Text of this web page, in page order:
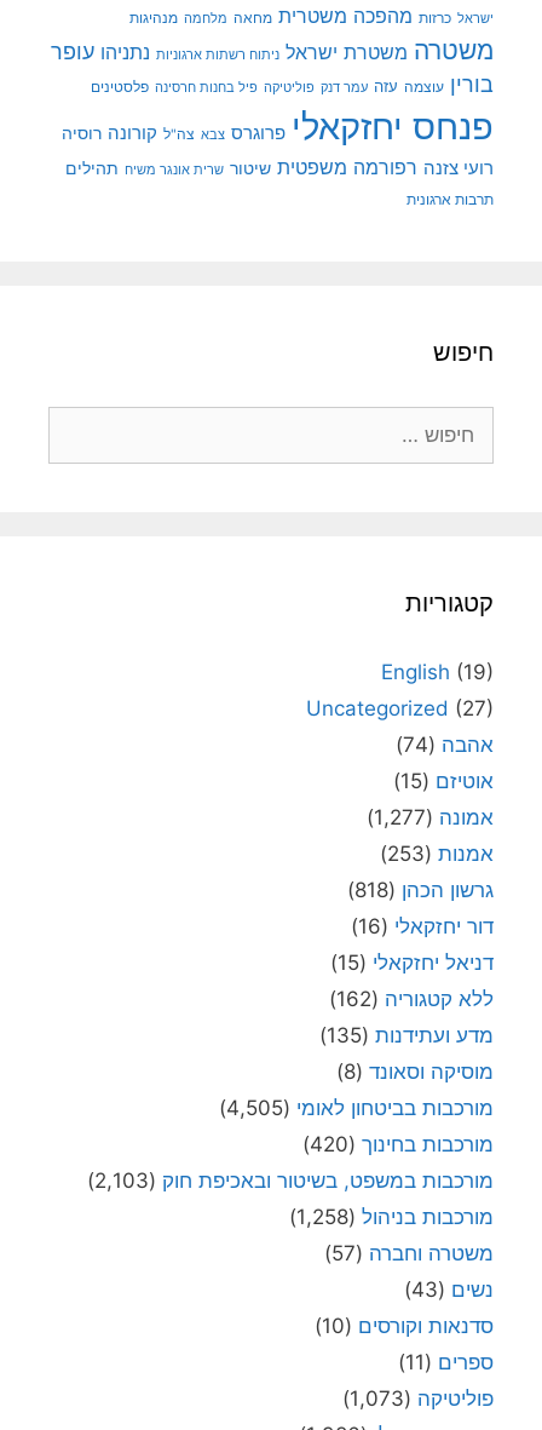
ישראל כרזות מהפכה משטרית מחאה מלחמה מנהיגות
משטרה משטרת ישראל ניתוח רשתות ארגוניות נתניהו עופר
בורין עוצמה עזה עמר דנק פוליטיקה פיל בחנות חרסינה פלסטינים
פנחס יחזקאלי פרוגרס צבא צה"ל קורונה רוסיה
רועי צזנה רפורמה משפטית שיטור שרית אונגר משיח תהילים
תרבות ארגונית
חיפוש
קטגוריות
English (19)
Uncategorized (27)
אהבה (74)
אוטיזם (15)
אמונה (1,277)
אמנות (253)
גרשון הכהן (818)
דור יחזקאלי (16)
דניאל יחזקאלי (15)
ללא קטגוריה (162)
מדע ועתידנות (135)
מוסיקה וסאונד (8)
מורכבות בביטחון לאומי (4,505)
מורכבות בחינוך (420)
מורכבות במשפט, בשיטור ובאכיפת חוק (2,103)
מורכבות בניהול (1,258)
משטרה וחברה (57)
נשים (43)
סדנאות וקורסים (10)
ספרים (11)
פוליטיקה (1,073)